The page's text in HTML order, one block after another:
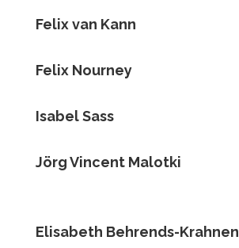
Felix van Kann
Felix Nourney
Isabel Sass
Jörg Vincent Malotki
Elisabeth Behrends-Krahnen